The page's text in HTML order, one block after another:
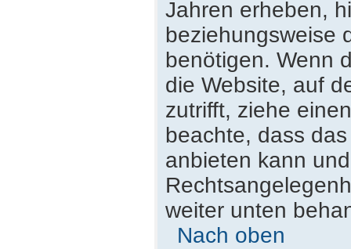
Jahren erheben,
beziehungsweise
benötigen. Wenn
die Website, auf
zutrifft, ziehe
beachte, dass
anbieten kann
weiter unten
Nach oben